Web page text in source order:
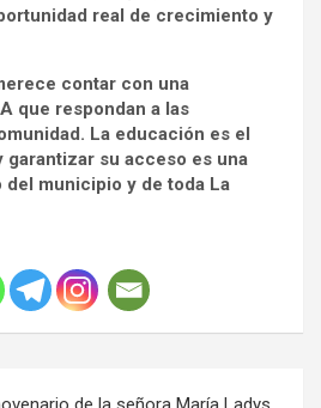
real de crecimiento y
contar con una
que respondan a las
La educación es el
garantizar su acceso es una
municipio y de toda La